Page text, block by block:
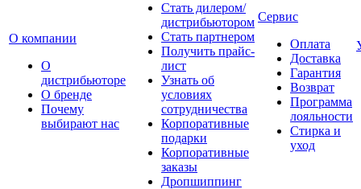
О компании
О
дистрибьюторе
О бренде
Почему
выбирают нас
Стать дилером/
дистрибьютором
Стать партнером
Получить прайс-
лист
Узнать об
условиях
сотрудничества
Корпоративные
подарки
Корпоративные
заказы
Дропшиппинг
Сервис
Оплата
Доставка
Гарантия
Возврат
Программа
лояльности
Стирка и
уход